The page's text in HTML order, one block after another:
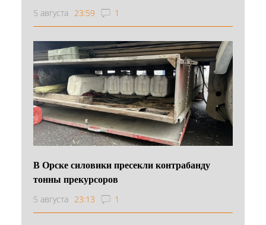
5 августа 23:59 1
В Орске силовики пресекли контрабанду
тонны прекурсоров
5 августа 23:13 1